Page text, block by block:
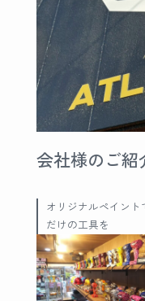
会社様のご紹
オリジナルペイント
だけの工具を